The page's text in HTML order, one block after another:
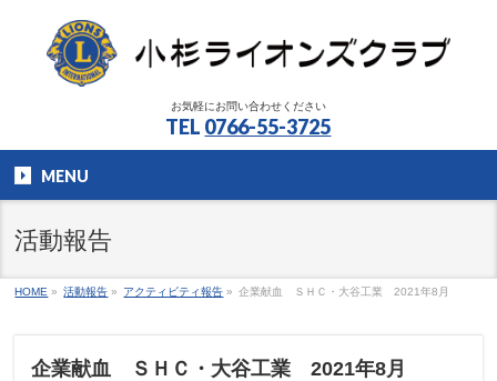
お気軽にお問い合わせください
TEL 0766-55-3725
MENU
活動報告
HOME » 活動報告 » アクティビティ報告 » 企業献血 ＳＨＣ・大谷工業 2021年8月
企業献血 ＳＨＣ・大谷工業 2021年8月